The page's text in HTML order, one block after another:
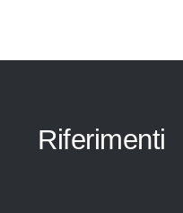
Riferimenti